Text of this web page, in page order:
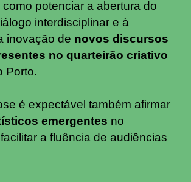
potenciar a abertura do
interdisciplinar e à
inovação de novos discursos
no quarteirão criativo
Porto.
é expectável também afirmar
emergentes no
a fluência de audiências